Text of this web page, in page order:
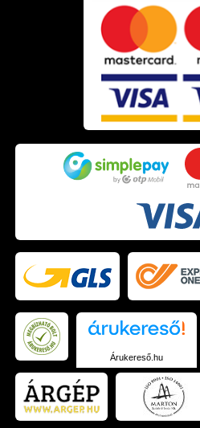
Árukereső.hu